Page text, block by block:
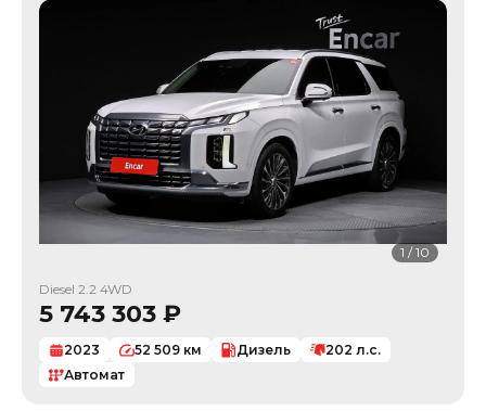
1 /10
Diesel 2.2 4WD
5 743 303 ₽
2023 52 509 км Дизель 202 л.с.
Автомат